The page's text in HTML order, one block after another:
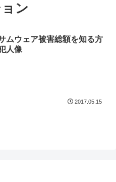
ン
ムウェア被害総額を知る方
人像
2017.05.15